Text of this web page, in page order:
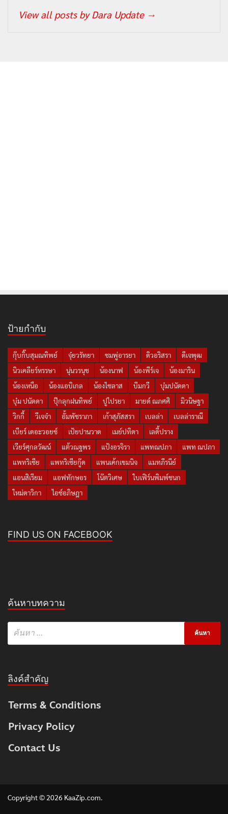
View all posts by Dara Update →
ป้ายกำกับ
กุ๊บกิ๊บสุมณทิพย์ จุ๋ยวรัทยา ชมพู่อารยา ดิวอริสรา
ดีเจพุฒ
นิวเคลียร์หรรษา
นุ่นวรนุช น้องนาฟ น้องพีร์เจ
น้องมาริน
น้องเหนือ
น้องแอบิเกล น้องไซลาส บีมกวี
บุ๋มปนัดดา
บุ๋ม ปนัดดา
ปุ๊กลุกฝนทิพย์ ปูไปรยา มายด์ ณภศศิ
มิวนิษฐา
วิกกี้
วีเจจ๋า อั้มพัชราภา เก้าสุภัสสรา เบลล่า
เบลล่าราณี
เบียร์ เดอะวอยซ์
เป้ยปานวาด เมย์ปทิดา
เลดี้ปราง
เวียร์ศุกลวัฒน์
แต้วณฐพร แป้งอรจิรา แพทณปภา
แพท ณปภา
แพทริเซีย
แพทริเซียกู๊ด แพนเค้กเขมนิจ
แมทภีรนีย์
แอนสิเรียม
แอฟทักษอร โน๊ตวิเศษ
ใบเฟิร์นพิมพ์ชนก
ใหม่ดาวิกา
ไอซ์อภิษฎา
FIND US ON FACEBOOK
ค้นหาบทความ
ลิงค์สำคัญ
Terms & Conditions
Privacy Policy
Contact Us
Copyright © 2026 KaaZip.com.